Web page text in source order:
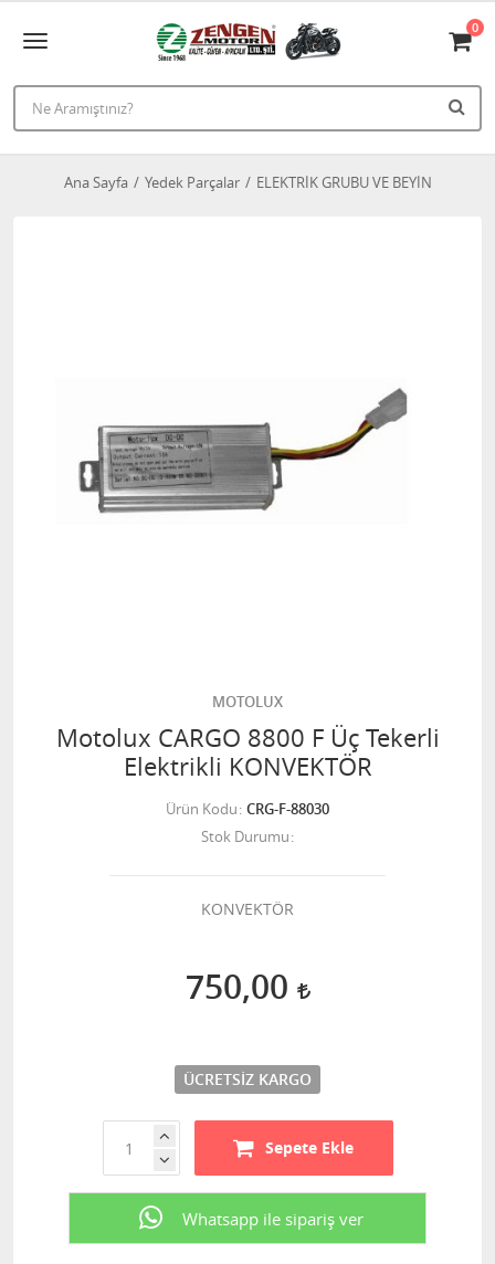
0
Ana Sayfa Yedek Parçalar ELEKTRİK GRUBU VE BEYİN
MOTOLUX
Motolux CARGO 8800 F Üç Tekerli
Elektrikli KONVEKTÖR
Ürün Kodu CRG-F-88030
Stok Durumu
KONVEKTÖR
750,00
ÜCRETSIZ KARGO
Sepete Ekle
Whatsapp ile sipariş ver